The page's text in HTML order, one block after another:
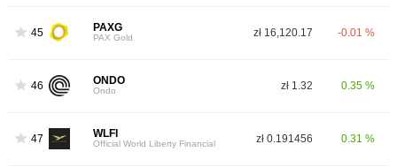
45 PAXG
PAX Gold zł 16,120.17 -0.01 %
46 ONDO
Ondo zł 1.32 0.35 %
47 WLFI
Official World Liberty Financial zł 0.191456 0.31 %